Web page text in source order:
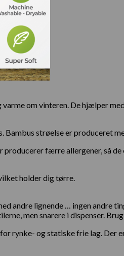
om vinteren. De hjælper
Bambus strøelse er produceret
producerer færre allergener, så
holder dig tørre.
andre lignende … ingen
men snarere i dispenser.
rynke- og statiske frie lag. Der